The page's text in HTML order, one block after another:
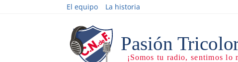
El equipo La historia